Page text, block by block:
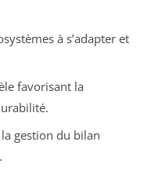
à s’adapter et
favorisant la
gestion du bilan